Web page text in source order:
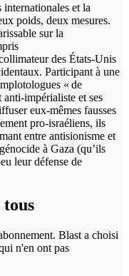
et la
poids, deux mesures.
sur la
des États-Unis
Participant à une
« de
anti-impérialiste et ses
eux-mêmes fausses
pro-israéliens, ils
entre antisionisme et
à Gaza (qu’ils
leur défense de
tous
Blast a choisi
n'en ont pas